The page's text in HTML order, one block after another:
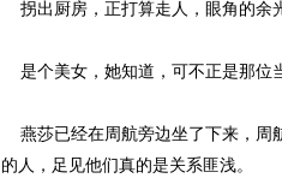
拐出厨房，正打算走人，眼角的余
是个美女，她知道，可不正是那位
燕莎已经在周航旁边坐了下来，周
的人，足见他们真的是关系匪浅。